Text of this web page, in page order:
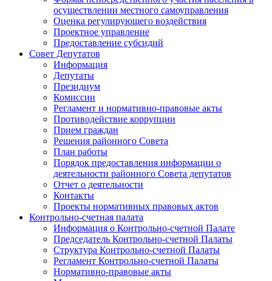
осуществлении местного самоуправления
Оценка регулирующего воздействия
Проектное управление
Предоставление субсидий
Совет Депутатов
Информация
Депутаты
Президиум
Комиссии
Регламент и нормативно-правовые акты
Противодействие коррупции
Прием граждан
Решения районного Совета
План работы
Порядок предоставления информации о
деятельности районного Совета депутатов
Отчет о деятельности
Контакты
Проекты нормативных правовых актов
Контрольно-счетная палата
Информация о Контрольно-счетной Палате
Председатель Контрольно-счетной Палаты
Структура Контрольно-счетной Палаты
Регламент Контрольно-счетной Палаты
Нормативно-правовые акты